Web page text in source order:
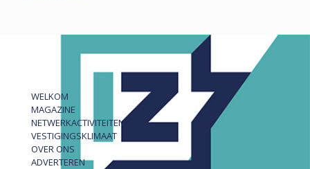
WELKOM
MAGAZINE
NETWERKACTIVITEITEN
VESTIGINGSKLIMAAT
OVER ONS
ADVERTEREN